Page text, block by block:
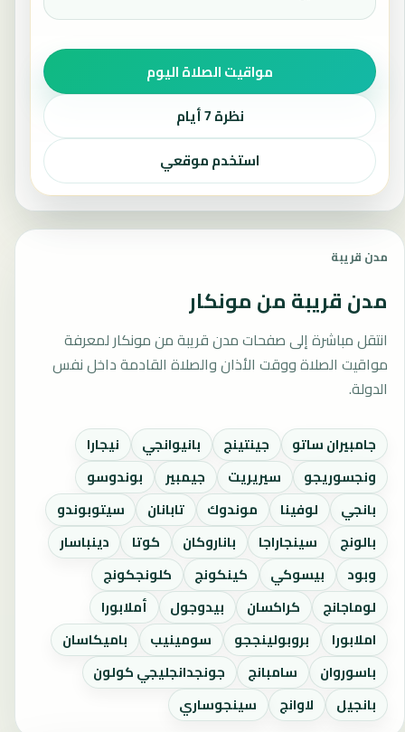
مواقيت الصلاة اليوم
نظرة 7 أيام
استخدم موقعي
مدن قريبة
مدن قريبة من مونكار
انتقل مباشرة إلى صفحات مدن قريبة من مونكار لمعرفة
مواقيت الصلاة ووقت الأذان والصلاة القادمة داخل نفس
الدولة.
جامبيران ساتو جينتينج بانيوانجي
نيجارا
ونجسوريجو
سيريريت جيمبير
بوندوسو
بانجي
لوفينا موندوك تابانان
سيتوبوندو
بالونج
سينجاراجا باناروكان كوتا
دينباسار
وبود
بيسوكي كينكونج
كلونجكونج
لوماجانج
كراكسان بيدوجول
أملابورا
املابورا
بروبولينججو سومينيب
باميكاسان
باسوروان
سامبانج
جونجدانجليجي كولون
بانجيل
لاوانج سينجوساري